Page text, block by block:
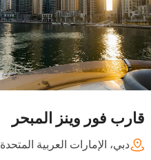
قارب فور وينز المبحر
دبي، الإمارات العربية المتحدة